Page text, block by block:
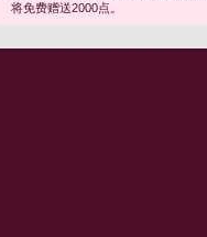
将免费赠送2000点。